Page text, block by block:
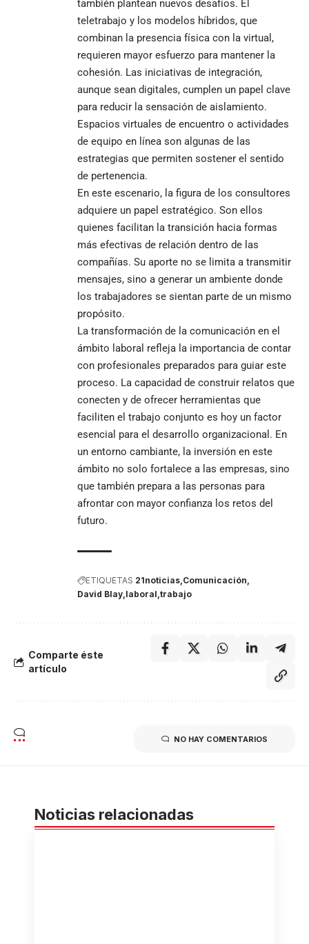
también plantean nuevos desafíos. El
teletrabajo y los modelos híbridos, que
combinan la presencia física con la virtual,
requieren mayor esfuerzo para mantener la
cohesión. Las iniciativas de integración,
aunque sean digitales, cumplen un papel clave
para reducir la sensación de aislamiento.
Espacios virtuales de encuentro o actividades
de equipo en línea son algunas de las
estrategias que permiten sostener el sentido
de pertenencia.
En este escenario, la figura de los consultores
adquiere un papel estratégico. Son ellos
quienes facilitan la transición hacia formas
más efectivas de relación dentro de las
compañías. Su aporte no se limita a transmitir
mensajes, sino a generar un ambiente donde
los trabajadores se sientan parte de un mismo
propósito.
La transformación de la comunicación en el
ámbito laboral refleja la importancia de contar
con profesionales preparados para guiar este
proceso. La capacidad de construir relatos que
conecten y de ofrecer herramientas que
faciliten el trabajo conjunto es hoy un factor
esencial para el desarrollo organizacional. En
un entorno cambiante, la inversión en este
ámbito no solo fortalece a las empresas, sino
que también prepara a las personas para
afrontar con mayor confianza los retos del
futuro.
ETIQUETAS 21noticias Comunicación
David Blay laboral trabajo
Comparte éste
artículo
NO HAY COMENTARIOS
Noticias relacionadas